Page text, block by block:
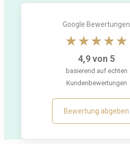
Google Bewertungen
★★★★★
4,9 von 5
basierend auf echten
Kundenbewertungen
Bewertung abgeben